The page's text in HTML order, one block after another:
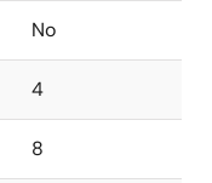
No
4
8